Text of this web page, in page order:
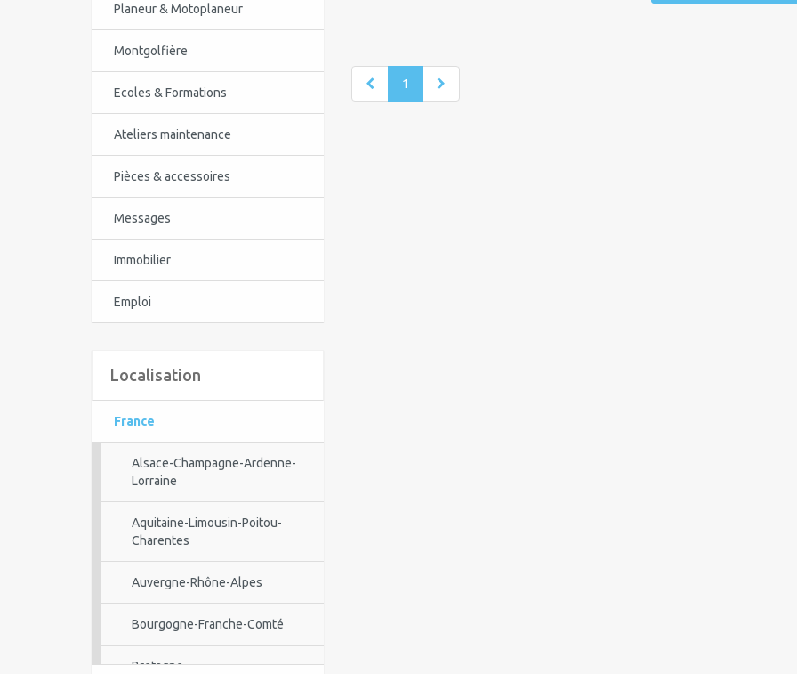
Planeur & Motoplaneur
Montgolfière
Ecoles & Formations
Ateliers maintenance
Pièces & accessoires
Messages
Immobilier
Emploi
Localisation
France
Alsace-Champagne-Ardenne-
Lorraine
Aquitaine-Limousin-Poitou-
Charentes
Auvergne-Rhône-Alpes
Bourgogne-Franche-Comté
Bretagne
1